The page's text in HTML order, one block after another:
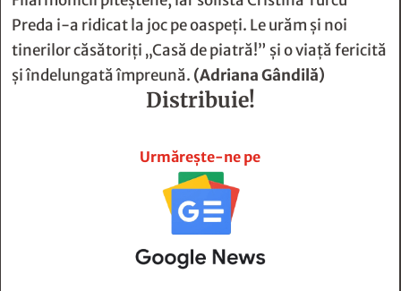
şi îndelungată împreună.
(Adriana Gândilă)
Distribuie!
      
Urmărește-ne pe
Abonează-te la newsletter!